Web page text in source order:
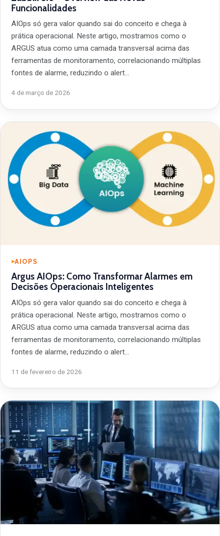
Funcionalidades
AIOps só gera valor quando sai do conceito e chega à
prática operacional. Neste artigo, mostramos como o
ARGUS atua como uma camada transversal acima das
ferramentas de monitoramento, correlacionando múltiplas
fontes de alarme, reduzindo o alert…
4 de março de 2026
AIOPS
Argus AIOps: Como Transformar Alarmes em
Decisões Operacionais Inteligentes
AIOps só gera valor quando sai do conceito e chega à
prática operacional. Neste artigo, mostramos como o
ARGUS atua como uma camada transversal acima das
ferramentas de monitoramento, correlacionando múltiplas
fontes de alarme, reduzindo o alert…
11 de fevereiro de 2026